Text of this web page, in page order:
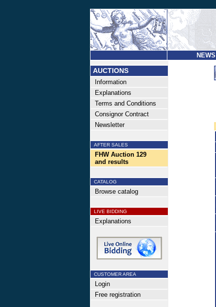
NEWS
AUCTIONS
Information
Explanations
Terms and Conditions
Consignor Contract
Newsletter
AFTER SALES
FHW Auction 129
and results
CATALOG
Browse catalog
LIVE BIDDING
Explanations
CUSTOMER AREA
Login
Free registration